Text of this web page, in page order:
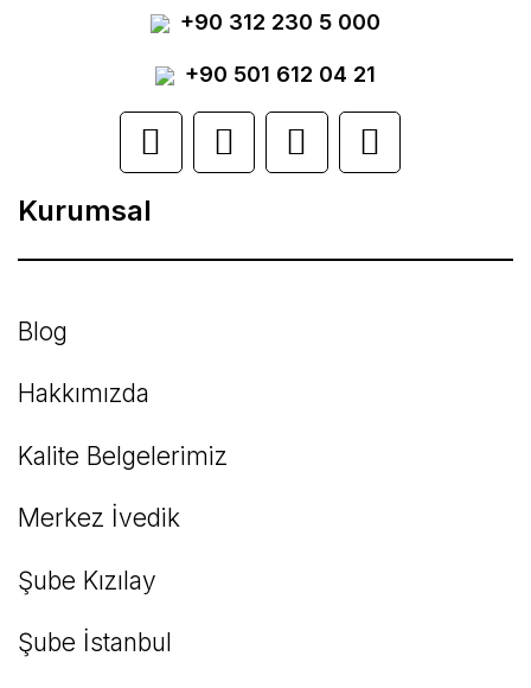
Ürün resmi kalitesiz, bozuk veya
görüntülenemiyor.
Ürün açıklamasında eksik bilgiler bulunuyor.
Ürün bilgilerinde hatalar bulunuyor.
Ürün fiyatı diğer sitelerden daha pahalı.
Bu ürüne benzer farklı alternatifler olmalı.
+90 312 230 5 000
+90 501 612 04 21
Kurumsal
Blog
Hakkımızda
Kalite Belgelerimiz
Merkez İvedik
Şube Kızılay
Şube İstanbul